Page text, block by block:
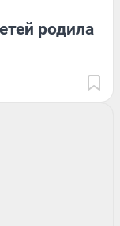
родила